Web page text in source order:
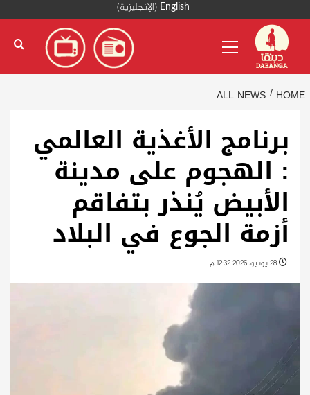
content
English
(الإنجليزية)
Menu
HOME
ALL NEWS
برنامج الأغذية العالمي
: الهجوم على مدينة
الأبيض يُنذر بتفاقم
أزمة الجوع في البلاد